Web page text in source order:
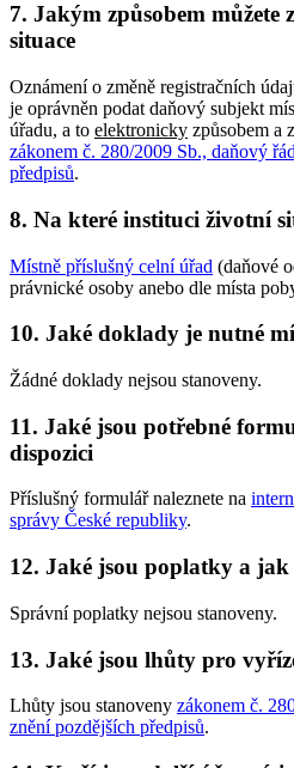
7. Jakým způsobem můžete
situace
Oznámení o změně registračních
je oprávněn podat daňový subjekt
úřadu, a to elektronicky způsobem a
zákonem č. 280/2009 Sb., daňový
předpisů.
8. Na které instituci životní
Místně příslušný celní úřad (daňové
právnické osoby anebo dle místa
10. Jaké doklady je nutné
Žádné doklady nejsou stanoveny.
11. Jaké jsou potřebné
dispozici
Příslušný formulář naleznete na
správy České republiky.
12. Jaké jsou poplatky a
Správní poplatky nejsou stanoveny.
13. Jaké jsou lhůty pro
Lhůty jsou stanoveny zákonem č.
znění pozdějších předpisů.